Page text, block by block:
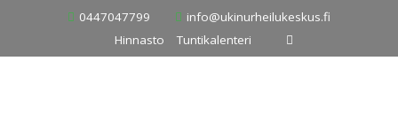
content
0447047799
info@ukinurheilukeskus.fi
Hinnasto
Tuntikalenteri